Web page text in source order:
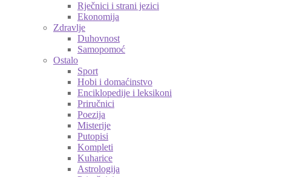
Rječnici i strani jezici
Ekonomija
Zdravlje
Duhovnost
Samopomoć
Ostalo
Sport
Hobi i domaćinstvo
Enciklopedije i leksikoni
Priručnici
Poezija
Misterije
Putopisi
Kompleti
Kuharice
Astrologija